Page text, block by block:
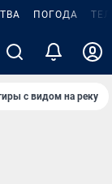
ПОГОДА
с видом на реку